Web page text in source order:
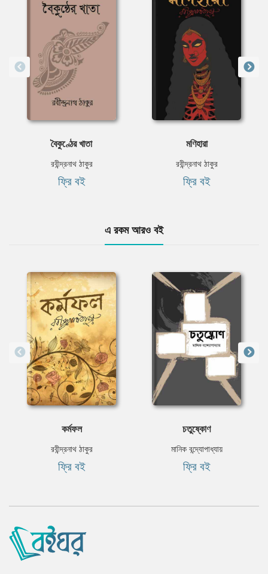
বৈকুণ্ঠের খাতা
রবীন্দ্রনাথ ঠাকুর
ফ্রি বই
মণিহারা
রবীন্দ্রনাথ ঠাকুর
ফ্রি বই
এ রকম আরও বই
কর্মফল
রবীন্দ্রনাথ ঠাকুর
ফ্রি বই
চতুষ্কোণ
মানিক বন্দ্যোপাধ্যায়
ফ্রি বই